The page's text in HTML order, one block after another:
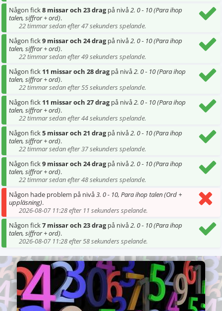
Någon fick8 missar och 23 dragpå nivå2. 0 - 10 (Para ihop
talen, siffror + ord).
22 timmar sedan efter 47 sekunders spelande.
Någon fick9 missar och 24 dragpå nivå2. 0 - 10 (Para ihop
talen, siffror + ord).
22 timmar sedan efter 49 sekunders spelande.
Någon fick 11 missar och 28 dragpå nivå2. 0 - 10 (Para ihop
talen, siffror + ord).
22 timmar sedan efter 55 sekunders spelande.
Någon fick 11 missar och 27 dragpå nivå2. 0 - 10 (Para ihop
talen, siffror + ord).
22 timmar sedan efter 44 sekunders spelande.
Någon fick5 missar och 21 dragpå nivå2. 0 - 10 (Para ihop
talen, siffror + ord).
22 timmar sedan efter 37 sekunders spelande.
Någon fick9 missar och 24 dragpå nivå2. 0 - 10 (Para ihop
talen, siffror + ord).
22 timmar sedan efter 48 sekunders spelande.
Någon hade problem på nivå3. 0 - 10, Para ihop talen (Ord +
uppläsning).
2026-08-07 11:28 efter 11 sekunders spelande.
Någon fick7 missar och 23 dragpå nivå2. 0 - 10 (Para ihop
talen, siffror + ord).
2026-08-07 11:28 efter 58 sekunders spelande.